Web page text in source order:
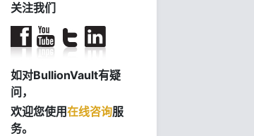
关注我们
如对BullionVault有疑
问，
欢迎您使用在线咨询服
务。